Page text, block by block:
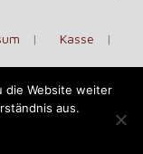
Kasse
die Website weiter
aus.